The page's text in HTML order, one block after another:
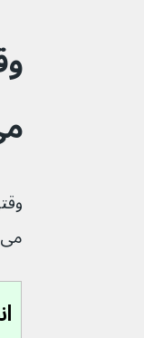
می‌توانید انجام دهید.